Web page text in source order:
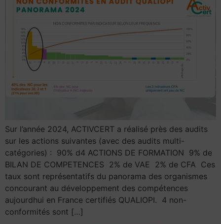
Sur l’année 2024, ACTIVCERT a réalisé près des audits
sur les actions suivantes (avec des audits multi-
catégories) : 90% d4 ACTIONS DE FORMATION 9% de
BILAN DE COMPETENCES 2% de VAE 2% de CFA Ces
taux sont représentatifs du panorama des organismes
concourant au développement des compétences
aujourdhui en France certifiés QUALIOPI. 4 non-
conformités sont […]